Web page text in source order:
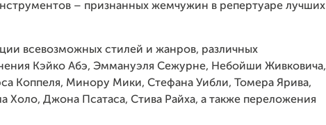
– признанных жемчужин в репертуаре лучших
всевозможных стилей и жанров, различных
Кэйко Абэ, Эммануэля Сежурне, Небойши Живковича,
Коппеля, Минору Мики, Стефана Уибли, Томера Ярива,
Холо, Джона Псатаса, Стива Райха, а также переложения